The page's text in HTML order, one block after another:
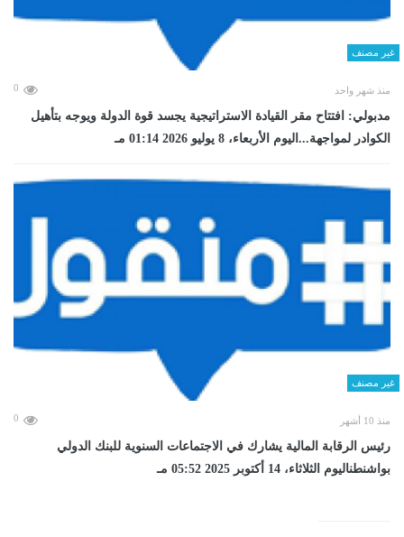
غير مصنف
منذ شهر واحد 0
مدبولي: افتتاح مقر القيادة الاستراتيجية يجسد قوة الدولة ويوجه بتأهيل
الكوادر لمواجهة...اليوم الأربعاء، 8 يوليو 2026 01:14 مـ
غير مصنف
منذ 10 أشهر 0
رئيس الرقابة المالية يشارك في الاجتماعات السنوية للبنك الدولي
بواشنطناليوم الثلاثاء، 14 أكتوبر 2025 05:52 مـ